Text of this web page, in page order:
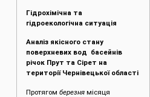
Гідрохімічна та
гідроекологічна ситуація
Аналіз якісного стану
поверхневих вод басейнів
річок Прут та Сірет на
території Чернівецької області
Протягом березня місяця